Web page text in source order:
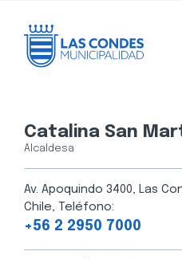
Catalina San
Alcaldesa
Av. Apoquindo 3400, Las
Chile, Teléfono:
+56 2 2950 7000